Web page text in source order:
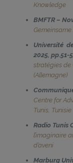
Knowledge
BMFTR –
Université
2025, pp.51-
stratégies de
(Allemagne)
Centre for
Tunis, Tunisie
Radio Tunis
l’imaginaire
d’aveni
Marburg